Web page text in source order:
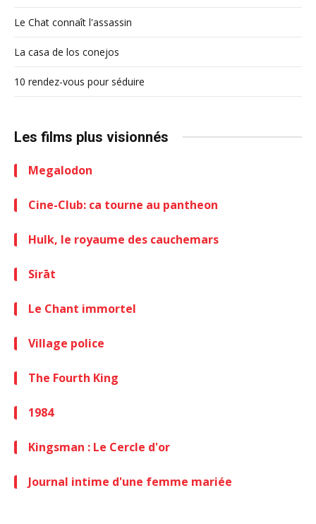
Le Chat connaît l'assassin
La casa de los conejos
10 rendez-vous pour séduire
Les films plus visionnés
Megalodon
Cine-Club: ca tourne au pantheon
Hulk, le royaume des cauchemars
Sirāt
Le Chant immortel
Village police
The Fourth King
1984
Kingsman : Le Cercle d'or
Journal intime d'une femme mariée